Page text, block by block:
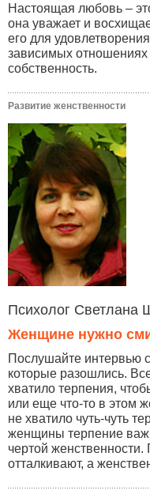
Настоящая любовь –
она уважает и
его для
зависимых отношениях
собственность.
Развитие женственности
Психолог Светлана
Женщине нужно
Послушайте интервью
которые разошлись.
хватило терпения,
или еще что-то в этом
не хватило чуть-чуть
женщины терпение
чертой женственности.
отталкивают, а